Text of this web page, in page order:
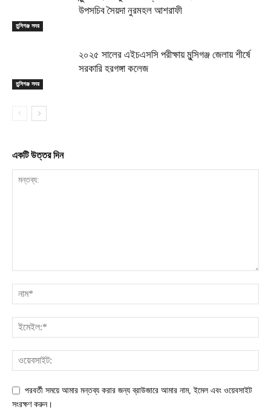
মুন্সিগঞ্জ সদর
উপসচিব সৈয়দা নুরমহল আশরাফী
মুন্সিগঞ্জ সদর
২০২৫ সালের এইচএসসি পরীক্ষায় মুন্সিগঞ্জ জেলায় শীর্ষে
সরকারি হরগঙ্গা কলেজ
একটি উত্তর দিন
পরবর্তী সময়ে আমার মন্তব্য করার জন্য ব্রাউজারে আমার নাম, ইমেল এবং ওয়েবসাইট
সংরক্ষণ করুন।